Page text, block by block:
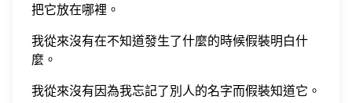
把它放在哪裡。
我從來沒有在不知道發生了什麼的時候假裝明白什
麼。
我從來沒有因為我忘記了別人的名字而假裝知道它。